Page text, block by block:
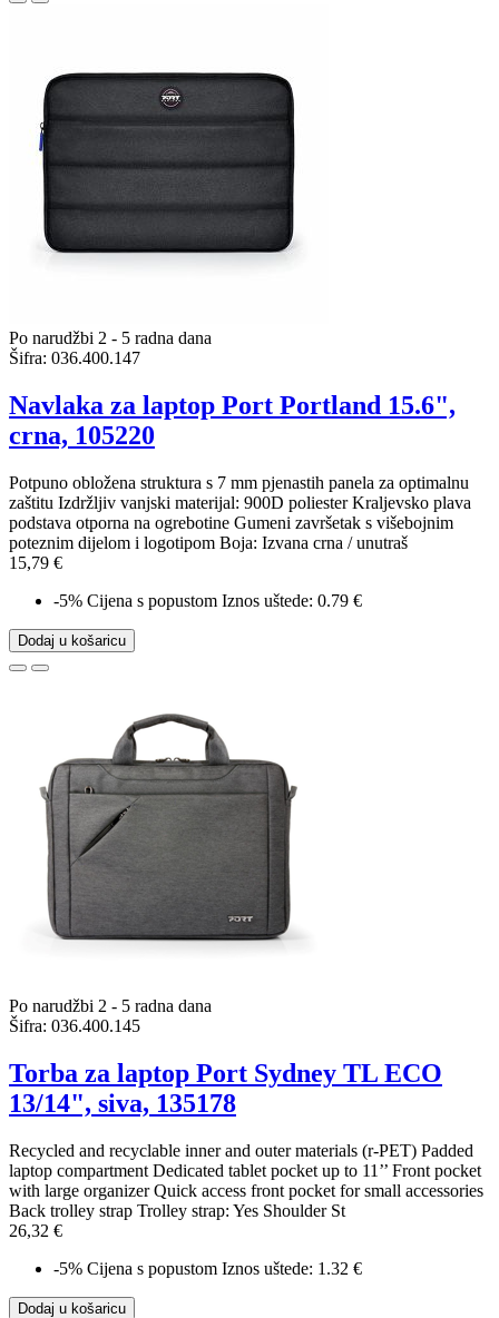
Po narudžbi 2 - 5 radna dana
Šifra: 036.400.147
Navlaka za laptop Port Portland 15.6",
crna, 105220
Potpuno obložena struktura s 7 mm pjenastih panela za optimalnu
zaštitu Izdržljiv vanjski materijal: 900D poliester Kraljevsko plava
podstava otporna na ogrebotine Gumeni završetak s višebojnim
poteznim dijelom i logotipom Boja: Izvana crna / unutraš
15,79 €
-5% Cijena s popustom Iznos uštede: 0.79 €
Dodaj u košaricu
Po narudžbi 2 - 5 radna dana
Šifra: 036.400.145
Torba za laptop Port Sydney TL ECO
13/14", siva, 135178
Recycled and recyclable inner and outer materials (r-PET) Padded
laptop compartment Dedicated tablet pocket up to 11’’ Front pocket
with large organizer Quick access front pocket for small accessories
Back trolley strap Trolley strap: Yes Shoulder St
26,32 €
-5% Cijena s popustom Iznos uštede: 1.32 €
Dodaj u košaricu